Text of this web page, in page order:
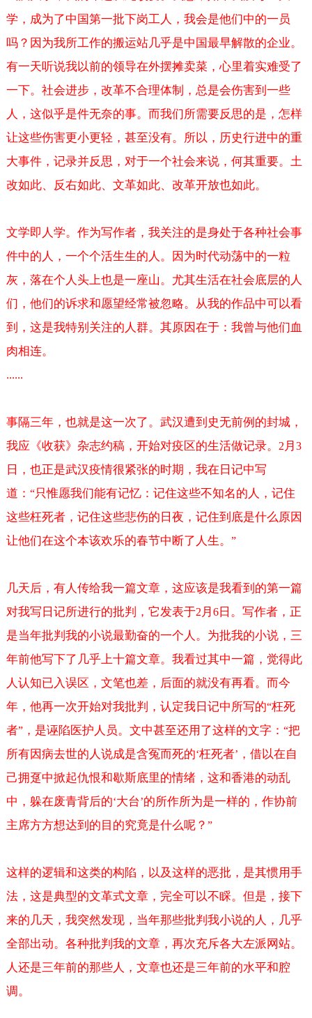
学，成为了中国第一批下岗工人，我会是他们中的一员
吗？因为我所工作的搬运站几乎是中国最早解散的企业。
有一天听说我以前的领导在外摆摊卖菜，心里着实难受了
一下。社会进步，改革不合理体制，总是会伤害到一些
人，这似乎是件无奈的事。而我们所需要反思的是，怎样
让这些伤害更小更轻，甚至没有。所以，历史行进中的重
大事件，记录并反思，对于一个社会来说，何其重要。土
改如此、反右如此、文革如此、改革开放也如此。
文学即人学。作为写作者，我关注的是身处于各种社会事
件中的人，一个个活生生的人。因为时代动荡中的一粒
灰，落在个人头上也是一座山。尤其生活在社会底层的人
们，他们的诉求和愿望经常被忽略。从我的作品中可以看
到，这是我特别关注的人群。其原因在于：我曾与他们血
肉相连。
......
事隔三年，也就是这一次了。武汉遭到史无前例的封城，
我应《收获》杂志约稿，开始对疫区的生活做记录。
2月 3
日，也正是武汉疫情很紧张的时期，我在日记中写
道： “只惟愿我们能有记忆：记住这些不知名的人，记住
这些枉死者，记住这些悲伤的日夜，记住到底是什么原因
让他们在这个本该欢乐的春节中断了人生。 ”
几天后，有人传给我一篇文章，这应该是我看到的第一篇
对我写日记所进行的批判，它发表于2月 6日。写作者，正
是当年批判我的小说最勤奋的一个人。为批我的小说，三
年前他写下了几乎上十篇文章。我看过其中一篇，觉得此
人认知已入误区，文笔也差，后面的就没有再看。而今
年，他再一次开始对我批判，认定我日记中所写的“枉死
者”，是诬陷医护人员。文中甚至还用了这样的文字： “把
所有因病去世的人说成是含冤而死的‘枉死者’ ，借以在自
己拥趸中掀起仇恨和歇斯底里的情绪，这和香港的动乱
中，躲在废青背后的‘大台’的所作所为是一样的，作协前
主席方方想达到的目的究竟是什么呢？ ”
这样的逻辑和这类的构陷，以及这样的恶批，是其惯用手
法，这是典型的文革式文章，完全可以不睬。但是，接下
来的几天，我突然发现，当年那些批判我小说的人，几乎
全部出动。各种批判我的文章，再次充斥各大左派网站。
人还是三年前的那些人，文章也还是三年前的水平和腔
调。